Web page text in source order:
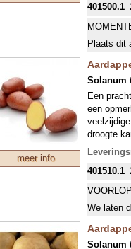
Een
ongeveer
glas). De
om
401500.1
Plaats dit
meer info
Solanum
Een
een
droogte
kan (bij
Een
ongeveer
glas). De
401510.1
We laten
Solanum